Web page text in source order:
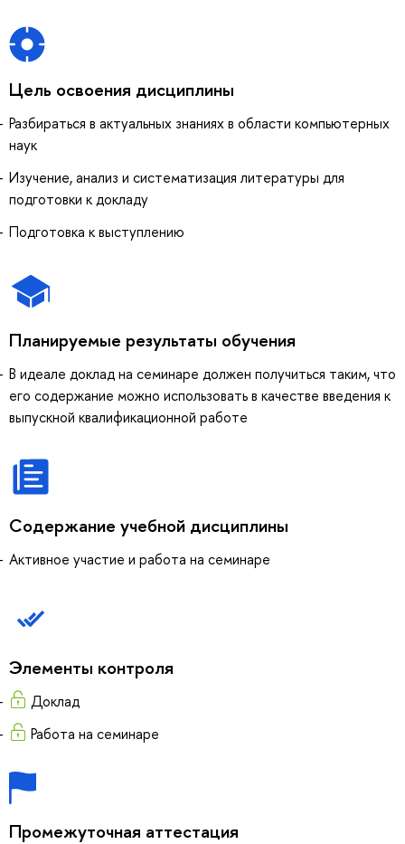
Цель освоения дисциплины
Разбираться в актуальных знаниях в области компьютерных
наук
Изучение, анализ и систематизация литературы для
подготовки к докладу
Подготовка к выступлению
Планируемые результаты обучения
В идеале доклад на семинаре должен получиться таким, что
его содержание можно использовать в качестве введения к
выпускной квалификационной работе
Содержание учебной дисциплины
Активное участие и работа на семинаре
Элементы контроля
Доклад
Работа на семинаре
Промежуточная аттестация